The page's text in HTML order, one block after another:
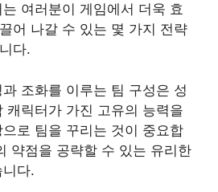
여러분이 게임에서 더욱 효
어 나갈 수 있는 몇 가지 전략
다.
조화를 이루는 팀 구성은 성
캐릭터가 가진 고유의 능력을
로 팀을 꾸리는 것이 중요합
약점을 공략할 수 있는 유리한
다.